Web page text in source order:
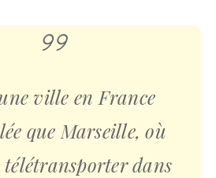
ville en France
que Marseille, où
télétransporter dans